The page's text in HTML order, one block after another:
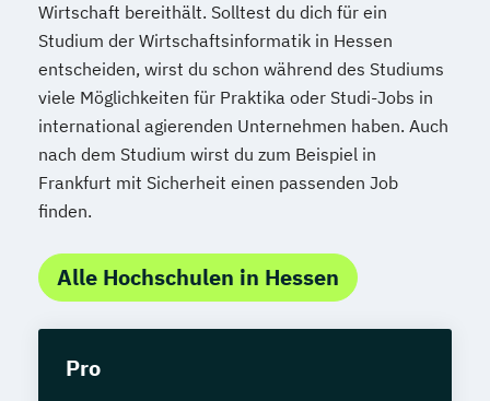
Wirtschaft bereithält. Solltest du dich für ein
Studium der Wirtschaftsinformatik in Hessen
entscheiden, wirst du schon während des Studiums
viele Möglichkeiten für Praktika oder Studi-Jobs in
international agierenden Unternehmen haben. Auch
nach dem Studium wirst du zum Beispiel in
Frankfurt mit Sicherheit einen passenden Job
finden.
Alle Hochschulen in Hessen
Pro